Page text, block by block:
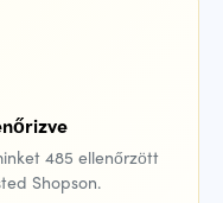
485 ellenőrzött
Shopson.